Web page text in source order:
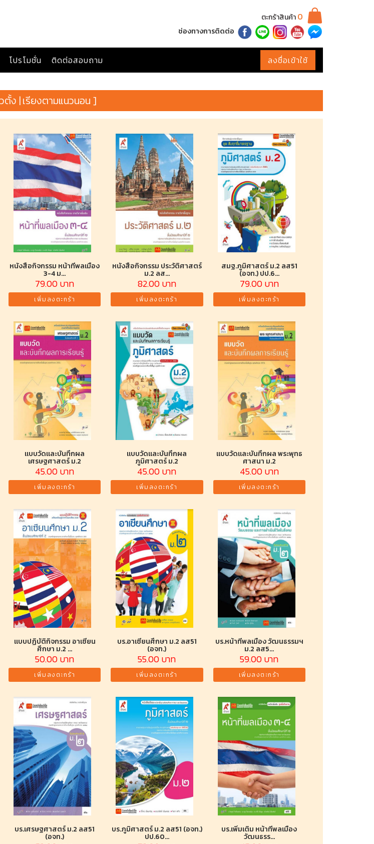
ตะกร้าสินค้า0
ช่องทางการติดต่อ
โปรโมชั่น ติดต่อสอบถาม ลงชื่อเข้าใช้
ตั้ง |เรียงตามแนวนอน ]
หนังสือกิจกรรม หน้าที่พลเมือง
3-4 ม...
79.00 บาท
เพิ่มลงตะกร้า
หนังสือกิจกรรม ประวัติศาสตร์
ม.2 ลส...
82.00 บาท
เพิ่มลงตะกร้า
สมฐ.ภูมิศาสตร์ ม.2 ลส51
(อจท.) ปป.6...
79.00 บาท
เพิ่มลงตะกร้า
แบบวัดและบันทึกผล
เศรษฐศาสตร์ ม.2
45.00 บาท
เพิ่มลงตะกร้า
แบบวัดและบันทึกผล
ภูมิศาสตร์ ม.2
45.00 บาท
เพิ่มลงตะกร้า
แบบวัดและบันทึกผล พระพุทธ
ศาสนา ม.2
45.00 บาท
เพิ่มลงตะกร้า
แบบปฏิบัติกิจกรรม อาเซียน
ศึกษา ม.2 ...
50.00 บาท
เพิ่มลงตะกร้า
บร.อาเซียนศึกษา ม.2 ลส51
(อจท.)
55.00 บาท
เพิ่มลงตะกร้า
บร.หน้าที่พลเมือง วัฒนธรรมฯ
ม.2 ลส5...
59.00 บาท
เพิ่มลงตะกร้า
บร.เศรษฐศาสตร์ ม.2 ลส51
(อจท.)
บร.ภูมิศาสตร์ ม.2 ลส51 (อจท.)
ปป.60...
บร.เพิ่มเติม หน้าที่พลเมือง
วัฒนธรร...